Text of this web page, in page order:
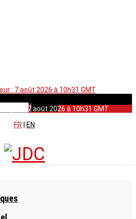
: 7 août 2026 à 10h31 GMT
à jour : 7 août 2026 à 10h31 GMT
FR
EN